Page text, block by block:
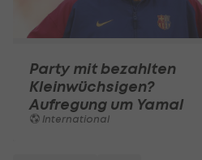
Party mit bezahlten
Kleinwüchsigen?
Aufregung um Yamal
International